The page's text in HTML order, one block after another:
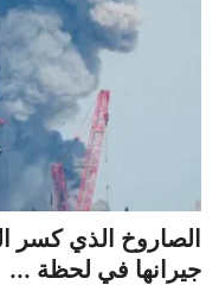
الصاروخ الذي كسر
جيرانها في لحظة ...